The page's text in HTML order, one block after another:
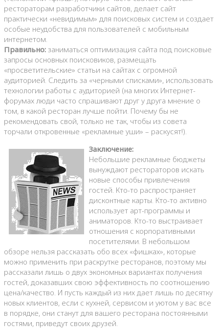
рестораторам разработчики сайтов, делает сайт
практически «невидимым» для поисковых систем и создает
особые неудобства для пользователей с мобильным
интернетом.
Правильно: заниматься оптимизация сайта под поисковые
запросы основных поисковиков, размещать
«просветительские» статьи на сайтах с огромной
аудиторией. Следить за «черными списками», использовать
технологии работы с аудиторией (на многих Интернет-
форумах люди часто спрашивают друг у друга мнение о
том, в какой ресторан лучше пойти. Почему бы не
рекомендовать свой, только не так, чтобы из совета
торчали откровенные «рекламные уши» – раскусят!).
Заключение:
Небольшие рекламные бюджеты
вынуждают рестораторов искать
новые способы привлечения
гостей. Кто-то распространяет
дисконтные карты. Кто-то активно
использует арт-программы и
аниматоров. Кто-то выстраивает
отношения с корпоративными
посетителями. В небольшом
обзоре нельзя рассказать обо всех «фишках», которые
можно применить при раскрутке ресторанов, поэтому мы
рассказали лишь о двух экономных вариантах получения
гостей, доказавших свою эффективность по соотношению
цена/качество. И пусть каждый из них дает лишь по десятку
новых клиентов, если с кухней, сервисом и уютом у вас все
в порядке, они станут для вашего ресторана постоянными
гостями, приведут своих друзей.